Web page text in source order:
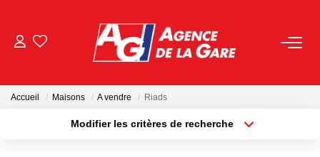
Accueil Maisons A vendre Riads
Modifier les critères de recherche